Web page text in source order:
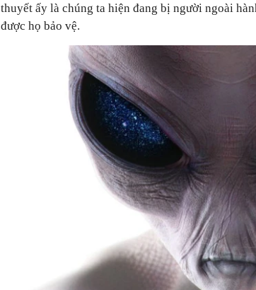
thuyết ấy là chúng ta hiện đang bị người ngoài
được họ bảo vệ.